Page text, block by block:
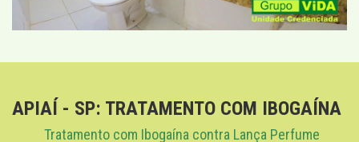
APIAÍ - SP: TRATAMENTO COM IBOGAÍNA
Tratamento com Ibogaína contra Lança Perfume